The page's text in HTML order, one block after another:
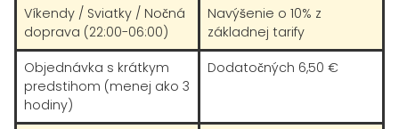
Víkendy / Sviatky / Nočná
doprava (22:00-06:00)
Navýšenie o 10% z
základnej tarify
Objednávka s krátkym
predstihom (menej ako 3
hodiny)
Dodatočných 6,50 €